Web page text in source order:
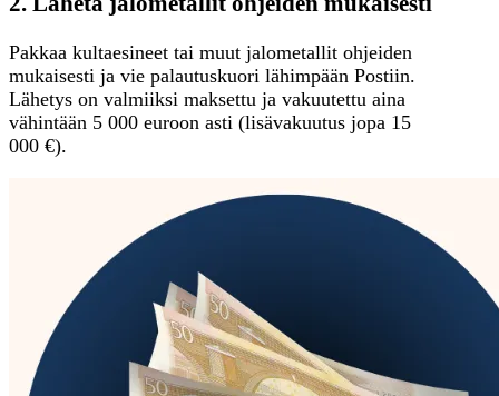
Pakkaa kultaesineet tai muut jalometallit ohjeiden
mukaisesti ja vie palautuskuori lähimpään Postiin.
Lähetys on valmiiksi maksettu ja vakuutettu aina
vähintään 5 000 euroon asti (lisävakuutus jopa 15
000 €).